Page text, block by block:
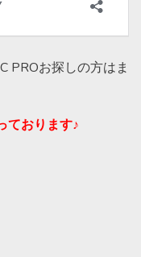
PROお探しの方はま
ております♪